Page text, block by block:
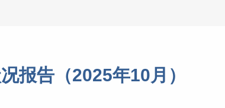
报告（2025年10月）